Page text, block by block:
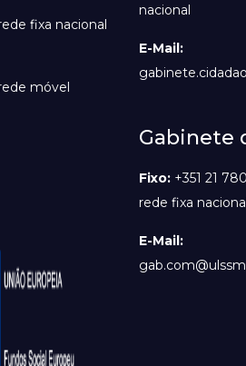
fixa nacional
móvel
nacional
E-Mail:
Gabinete
Fixo:+351 21
rede fixa
E-Mail: